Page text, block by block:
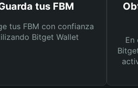
tus FBM
tus FBM con confianza
Bitget Wallet
En